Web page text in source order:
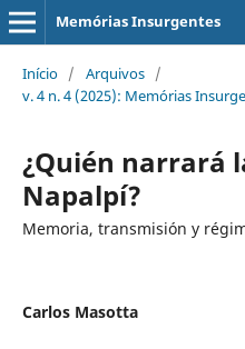
Memórias Insurgentes
Início / Arquivos /
v. 4 n. 4 (2025): Memórias
¿Quién narrará
Napalpí?
Memoria, transmisión y
Carlos Masotta